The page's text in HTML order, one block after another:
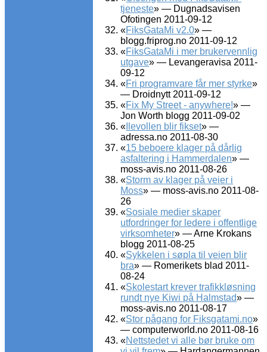
tjeneste» — Dugnadsavisen
Ofotingen 2011-09-12
«FiksGataMi v2.0» —
blogg.friprog.no 2011-09-12
«FiksGataMi i mer brukervennlig
utgave» — Levangeravisa 2011-
09-12
«Fri programvare får mer styrke»
— Droidnytt 2011-09-12
«Fix My Street - anywhere!» —
Jon Worth blogg 2011-09-02
« Ilevollen blir fikset» —
adressa.no 2011-08-30
«15 beboere klager på dårlig
asfaltering i Hammerdalen» —
moss-avis.no 2011-08-26
«Storm av klager på veier i
Moss» — moss-avis.no 2011-08-
26
«Sosiale medier skaper
utfordringer for ledere i offentlige
virksomheter» — Arne Krokans
blogg 2011-08-25
«Sykkelen i søpla til veien blir
bra» — Romerikets blad 2011-
08-24
«Skolestart krever trafikkløsning
rundt nye Kiwi på Halmstad» —
moss-avis.no 2011-08-17
«Stor pågang for Fiksgatami.no»
— computerworld.no 2011-08-16
«Nettstedet vi alle bør bruke om